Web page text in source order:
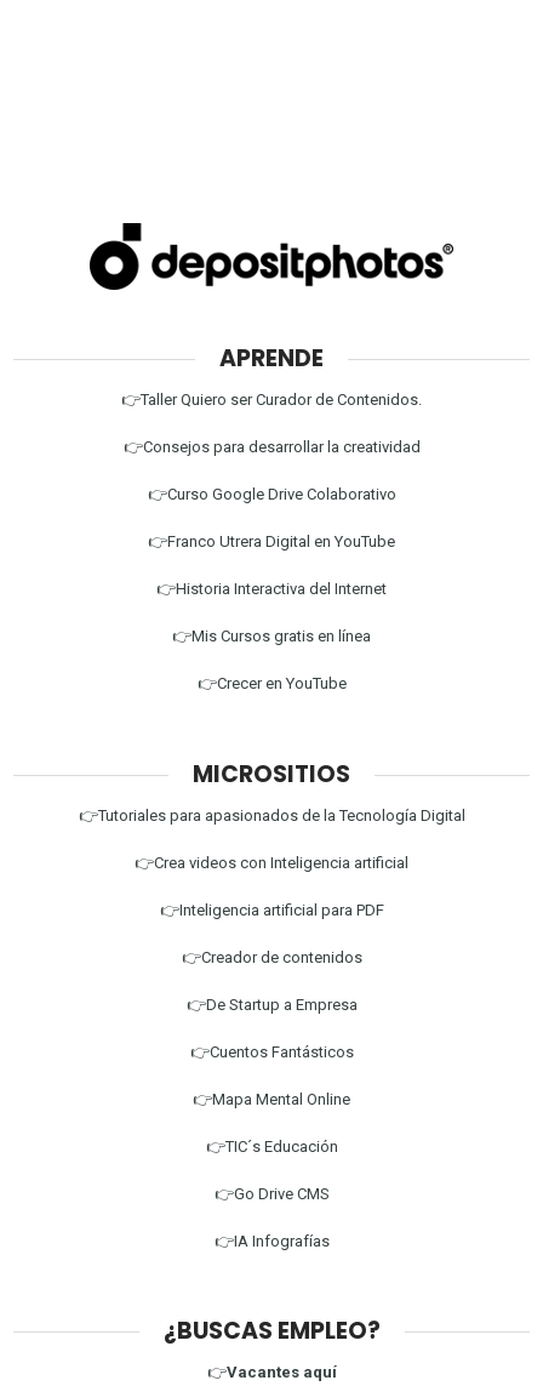
APRENDE
👉Taller Quiero ser Curador de Contenidos.
👉Consejos para desarrollar la creatividad
👉Curso Google Drive Colaborativo
👉Franco Utrera Digital en YouTube
👉Historia Interactiva del Internet
👉Mis Cursos gratis en línea
👉Crecer en YouTube
MICROSITIOS
👉Tutoriales para apasionados de la Tecnología Digital
👉Crea videos con Inteligencia artificial
👉Inteligencia artificial para PDF
👉Creador de contenidos
👉De Startup a Empresa
👉Cuentos Fantásticos
👉Mapa Mental Online
👉TIC´s Educación
👉Go Drive CMS
👉IA Infografías
¿BUSCAS EMPLEO?
👉Vacantes aquí